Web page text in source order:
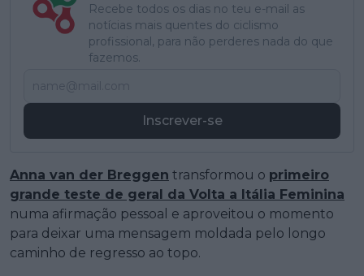
Recebe todos os dias no teu e-mail as
notícias mais quentes do ciclismo
profissional, para não perderes nada do que
fazemos.
Inscrever-se
Anna van der Breggen transformou o primeiro
grande teste de geral da Volta a Itália Feminina
numa afirmação pessoal e aproveitou o momento
para deixar uma mensagem moldada pelo longo
caminho de regresso ao topo.